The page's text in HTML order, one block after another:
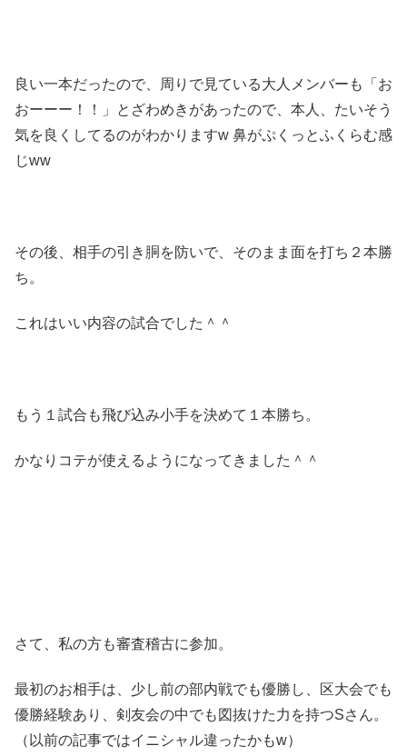
良い一本だったので、周りで見ている大人メンバーも「お
おーーー！！」とざわめきがあったので、本人、たいそう
気を良くしてるのがわかりますw 鼻がぷくっとふくらむ感
じww
その後、相手の引き胴を防いで、そのまま面を打ち２本勝
ち。
これはいい内容の試合でした＾＾
もう１試合も飛び込み小手を決めて１本勝ち。
かなりコテが使えるようになってきました＾＾
さて、私の方も審査稽古に参加。
最初のお相手は、少し前の部内戦でも優勝し、区大会でも
優勝経験あり、剣友会の中でも図抜けた力を持つSさん。
（以前の記事ではイニシャル違ったかもw）